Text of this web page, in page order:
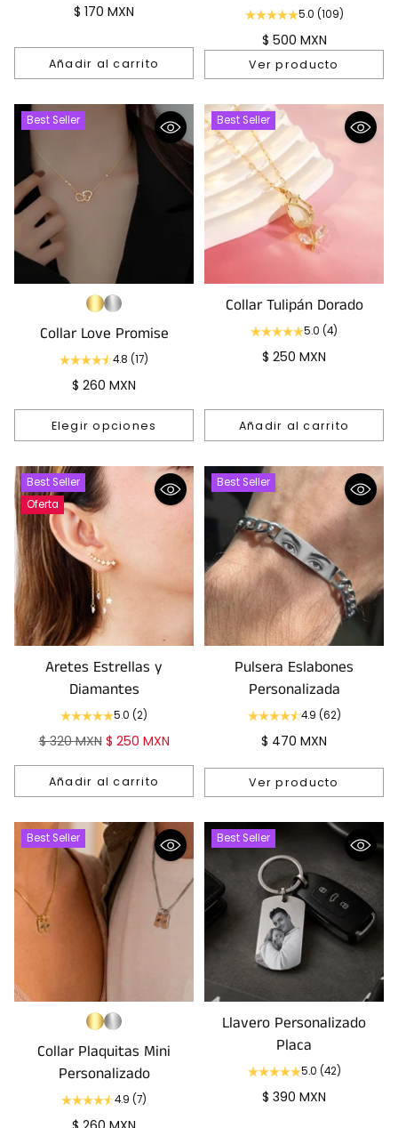
$ 170 MXN
Añadir al carrito
Cantidad
5.0 (109)
$ 500 MXN
Ver producto
Best Seller
Collar Love Promise
4.8 (17)
$ 260 MXN
Elegir opciones
Cantidad
Best Seller
Collar Tulipán Dorado
5.0 (4)
$ 250 MXN
Añadir al carrito
Cantidad
Best Seller
Oferta
Aretes Estrellas y
Diamantes
5.0 (2)
Precio
$ 320 MXN $ 250 MXN
Añadir al carrito
Cantidad
Best Seller
Pulsera Eslabones
Personalizada
4.9 (62)
$ 470 MXN
Ver producto
Best Seller
Collar Plaquitas Mini
Personalizado
4.9 (7)
Best Seller
Llavero Personalizado
Placa
5.0 (42)
$ 390 MXN